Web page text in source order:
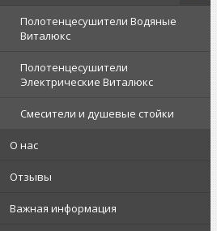
Полотенцесушители Водяные
Виталюкс
Полотенцесушители
Электрические Виталюкс
Смесители и душевые стойки
О нас
Отзывы
Важная информация